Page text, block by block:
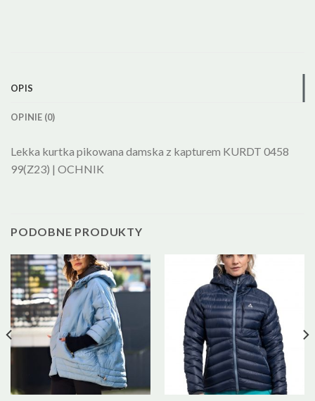
OPIS
OPINIE (0)
Lekka kurtka pikowana damska z kapturem KURDT 0458
99(Z23) | OCHNIK
PODOBNE PRODUKTY